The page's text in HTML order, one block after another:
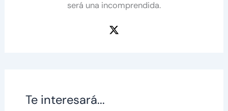
será una incomprendida.
Te interesará...